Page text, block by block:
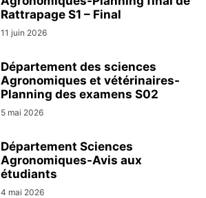
Rattrapage S1 – Final
11 juin 2026
Département des sciences
Agronomiques et vétérinaires-
Planning des examens S02
5 mai 2026
Département Sciences
Agronomiques-Avis aux
étudiants
4 mai 2026